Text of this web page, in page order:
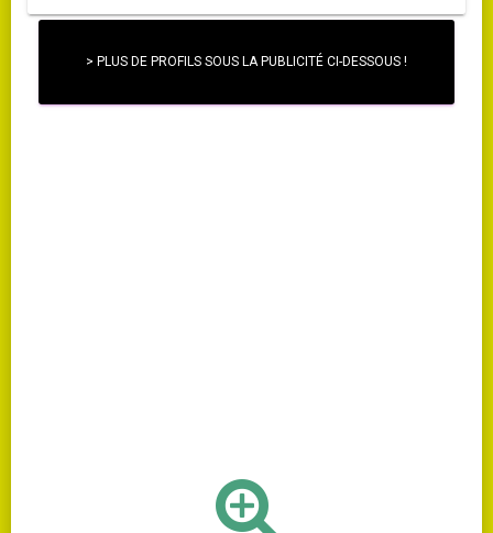
> PLUS DE PROFILS SOUS LA PUBLICITÉ CI-DESSOUS !